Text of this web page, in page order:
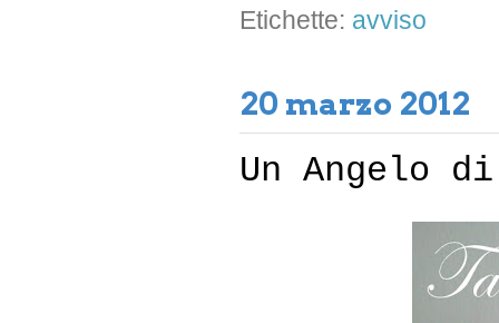
Etichette: avviso
20 marzo 2012
Un Angelo